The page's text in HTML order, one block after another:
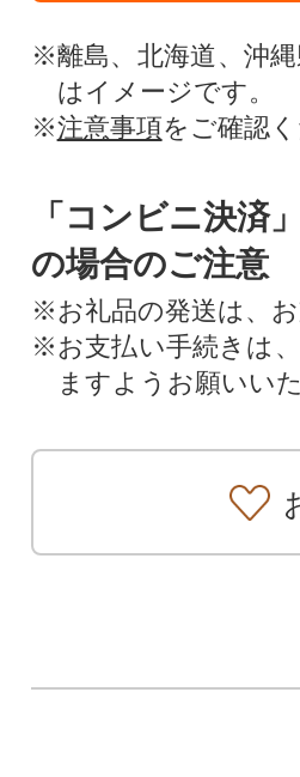
※離島、北海道、沖
はイメージです。
※注意事項をご確認く
「コンビニ決済
の場合のご注意
※お礼品の発送は、
※お支払い手続きは
ますようお願いい